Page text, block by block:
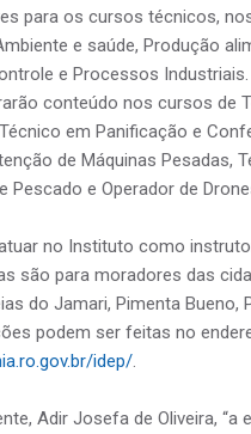
para os cursos técnicos,
e saúde, Produção
e Processos Industriais.
conteúdo nos cursos de
em Panificação e
de Máquinas Pesadas,
Pescado e Operador de
no Instituto como
são para moradores das
do Jamari, Pimenta Bueno,
podem ser feitas no
idep/.
Adir Josefa de Oliveira, “a